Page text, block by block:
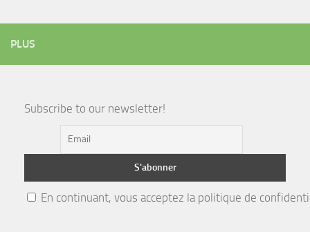
PLUS
Subscribe to our newsletter!
En continuant, vous acceptez la politique de